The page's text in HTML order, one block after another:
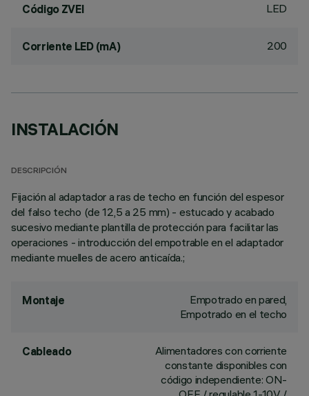
Código ZVEI LED
Corriente LED (mA) 200
INSTALACIÓN
DESCRIPCIÓN
Fijación al adaptador a ras de techo en función del espesor
del falso techo (de 12,5 a 25 mm) - estucado y acabado
sucesivo mediante plantilla de protección para facilitar las
operaciones - introducción del empotrable en el adaptador
mediante muelles de acero anticaída.;
Montaje
Empotrado en pared,
Empotrado en el techo
Cableado
Alimentadores con corriente
constante disponibles con
código independiente: ON-